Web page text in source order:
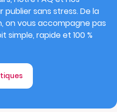
publier sans stress. De la
on vous accompagne pas
simple, rapide et 100 %